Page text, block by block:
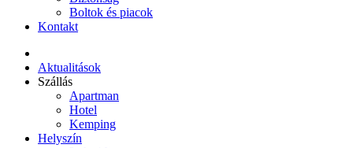
Boltok és piacok
Kontakt
Aktualitások
Szállás
Apartman
Hotel
Kemping
Helyszín